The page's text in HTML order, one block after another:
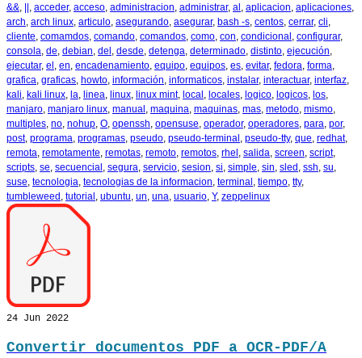
&& || acceder, acceso administracion administrar, al aplicacion aplicaciones
arch arch linux articulo asegurando asegurar, bash -s centos cerrar, cli
cliente comamdos comando comandos como con condicional configurar,
consola de debian del desde detenga determinado distinto ejecución
ejecutar, el en encadenamiento equipo equipos es evitar, fedora forma
grafica graficas howto información informaticos instalar, interactuar, interfaz
kali kali linux la linea linux linux mint, local locales logico logicos los
manjaro manjaro linux manual maquina maquinas mas metodo mismo
multiples no nohup O openssh opensuse operador, operadores para por,
post, programa programas pseudo pseudo-terminal pseudo-tty, que redhat,
remota remotamente remotas remoto remotos rhel salida screen script,
scripts se secuencial segura servicio sesion si simple sin sled ssh su
suse tecnologia tecnologias de la informacion terminal tiempo tty,
tumbleweed tutorial ubuntu un una usuario Y, zeppelinux
24 Jun 2022
Convertir documentos PDF a OCR-PDF/A